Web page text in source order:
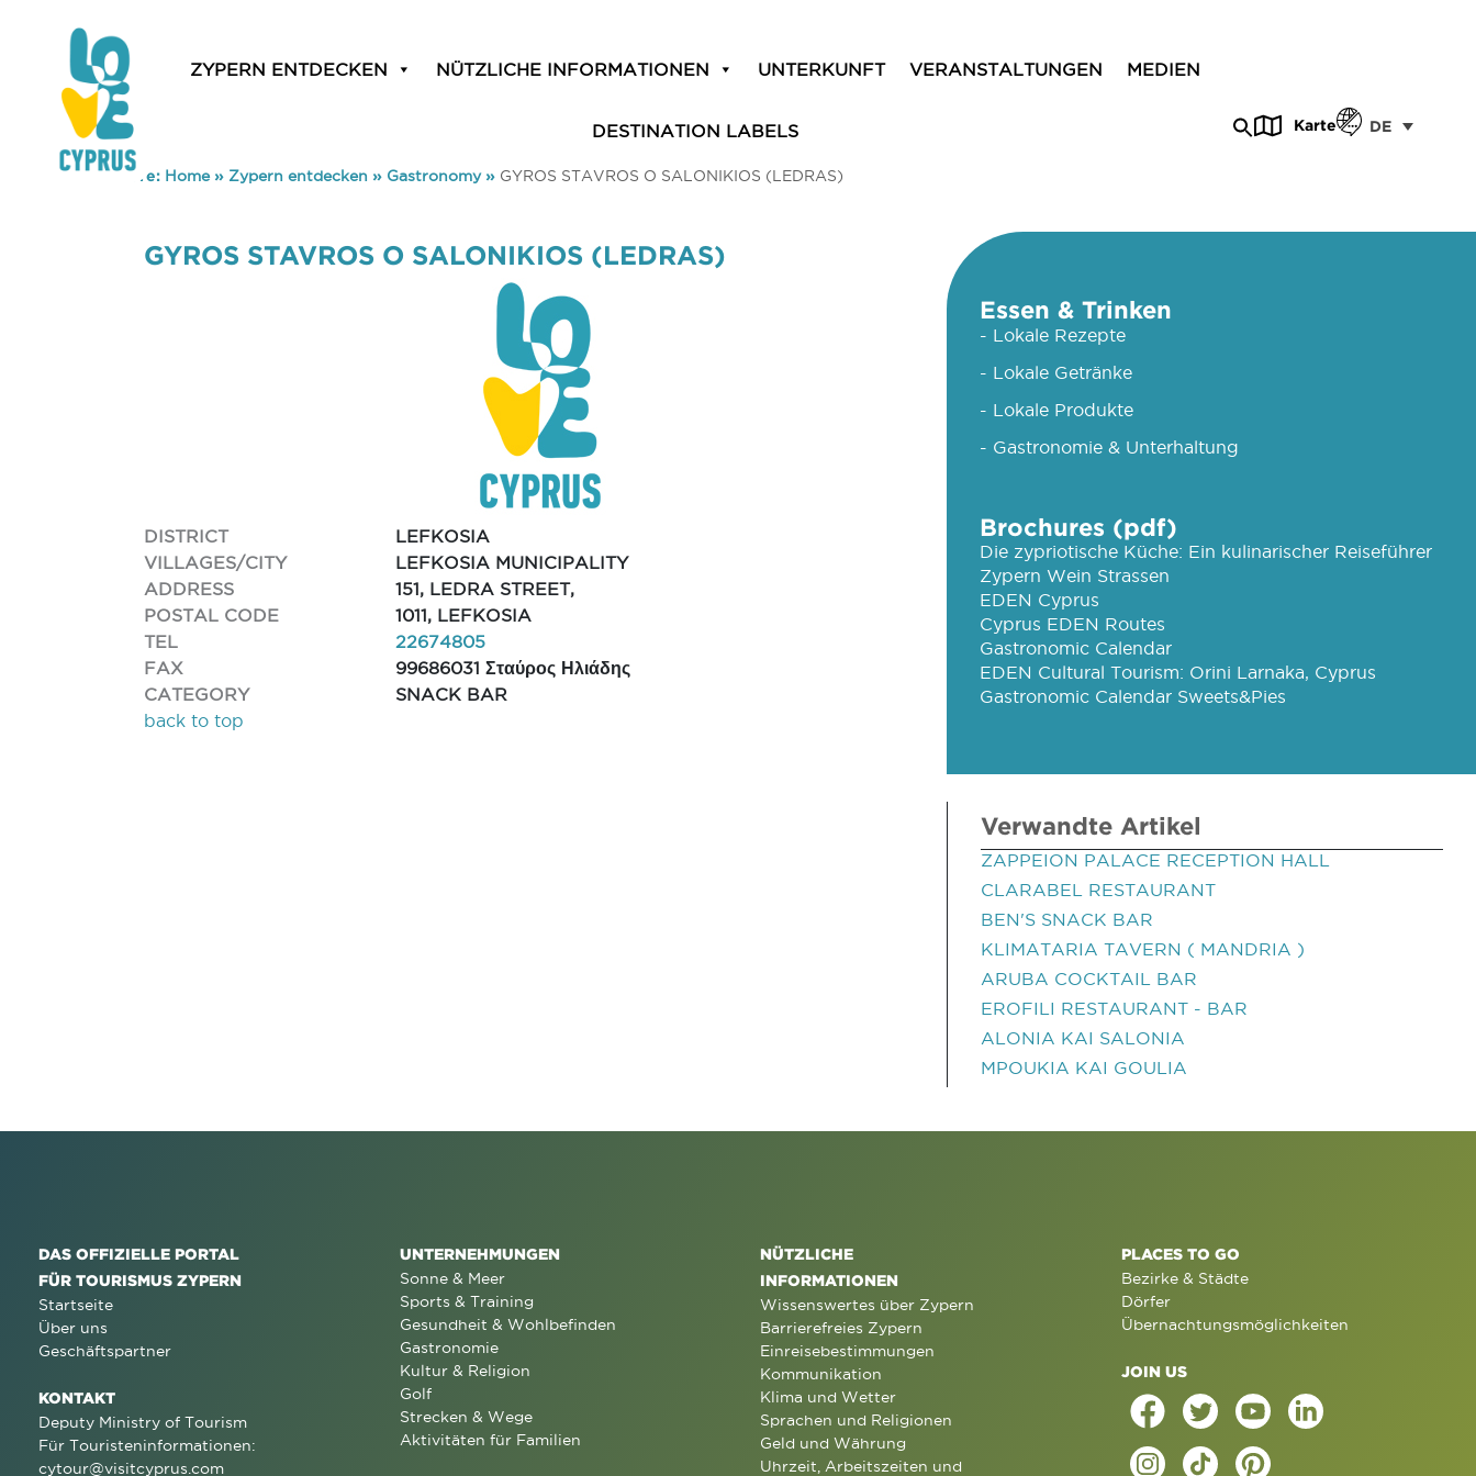
ZYPERN ENTDECKEN NÜTZLICHE INFORMATIONEN UNTERKUNFT VERANSTALTUNGEN MEDIEN
DESTINATION LABELS Karte DE
You are here: Home» Zypern entdecken » Gastronomy» GYROS STAVROS O SALONIKIOS (LEDRAS)
GYROS STAVROS O SALONIKIOS (LEDRAS)
DISTRICT
LEFKOSIA
VILLAGES/CITY
LEFKOSIA MUNICIPALITY
ADDRESS
151, LEDRA STREET,
POSTAL CODE
1011, LEFKOSIA
TEL
22674805
FAX
99686031 Σταύρος Ηλιάδης
CATEGORY
SNACK BAR
back to top
Essen & Trinken
- Lokale Rezepte
- Lokale Getränke
- Lokale Produkte
- Gastronomie & Unterhaltung
Brochures (pdf)
Die zypriotische Küche: Ein kulinarischer Reiseführer
Zypern Wein Strassen
EDEN Cyprus
Cyprus EDEN Routes
Gastronomic Calendar
EDEN Cultural Tourism: Orini Larnaka, Cyprus
Gastronomic Calendar Sweets&Pies
Verwandte Artikel
ZAPPEION PALACE RECEPTION HALL
CLARABEL RESTAURANT
BEN'S SNACK BAR
KLIMATARIA TAVERN ( MANDRIA )
ARUBA COCKTAIL BAR
EROFILI RESTAURANT - BAR
ALONIA KAI SALONIA
MPOUKIA KAI GOULIA
DAS OFFIZIELLE PORTAL
FÜR TOURISMUS ZYPERN
Startseite
Über uns
Geschäftspartner
KONTAKT
Deputy Ministry of Tourism
Für Touristeninformationen:
cytour@visitcyprus.com
UNTERNEHMUNGEN
Sonne & Meer
Sports & Training
Gesundheit & Wohlbefinden
Gastronomie
Kultur & Religion
Golf
Strecken & Wege
Aktivitäten für Familien
NÜTZLICHE
INFORMATIONEN
Wissenswertes über Zypern
Barrierefreies Zypern
Einreisebestimmungen
Kommunikation
Klima und Wetter
Sprachen und Religionen
Geld und Währung
Uhrzeit, Arbeitszeiten und
PLACES TO GO
Bezirke & Städte
Dörfer
Übernachtungsmöglichkeiten
JOIN US